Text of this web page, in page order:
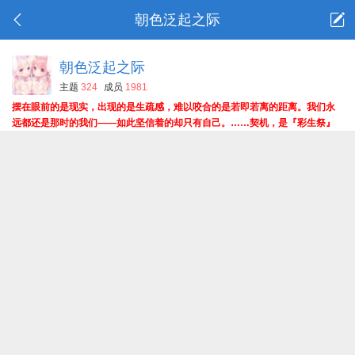
朝色泛起之际
朝色泛起之际
主题 324 成员 1981
摆在眼前的是现实，出现的是生疏感，难以咬合的是若即若离的距离。我们永
远都还是那时的我们——如此坚信着的却只有自己。……契机，是『彩生祭』